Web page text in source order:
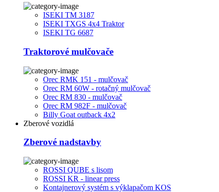
ISEKI TM 3187
ISEKI TXGS 4x4 Traktor
ISEKI TG 6687
Traktorové mulčovače
Orec RMK 151 - mulčovač
Orec RM 60W - rotačný mulčovač
Orec RM 830 - mulčovač
Orec RM 982F - mulčovač
Billy Goat outback 4x2
Zberové vozidlá
Zberové nadstavby
ROSSI QUBE s lisom
ROSSI KR - linear press
Kontajnerový systém s výklapačom KOS